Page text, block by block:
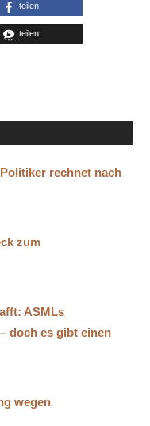
teilen
teilen
rechnet nach
zum
ASMLs
doch es gibt einen
wegen